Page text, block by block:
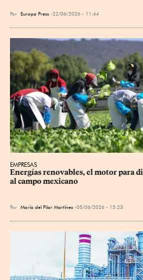
Por Europa Press 22/06/2026 - 11:44
EMPRESAS
Energías renovables, el motor para
al campo mexicano
Por María del Pilar Martínez 05/06/2026 - 15:23